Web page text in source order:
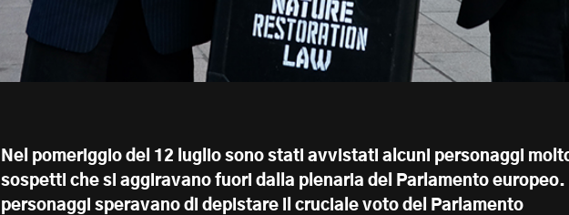
Nel pomeriggio del 12 luglio sono stati avvistati alcuni personaggi
sospetti che si aggiravano fuori dalla plenaria del Parlamento europeo. I
personaggi speravano di depistare il cruciale voto del Parlamento